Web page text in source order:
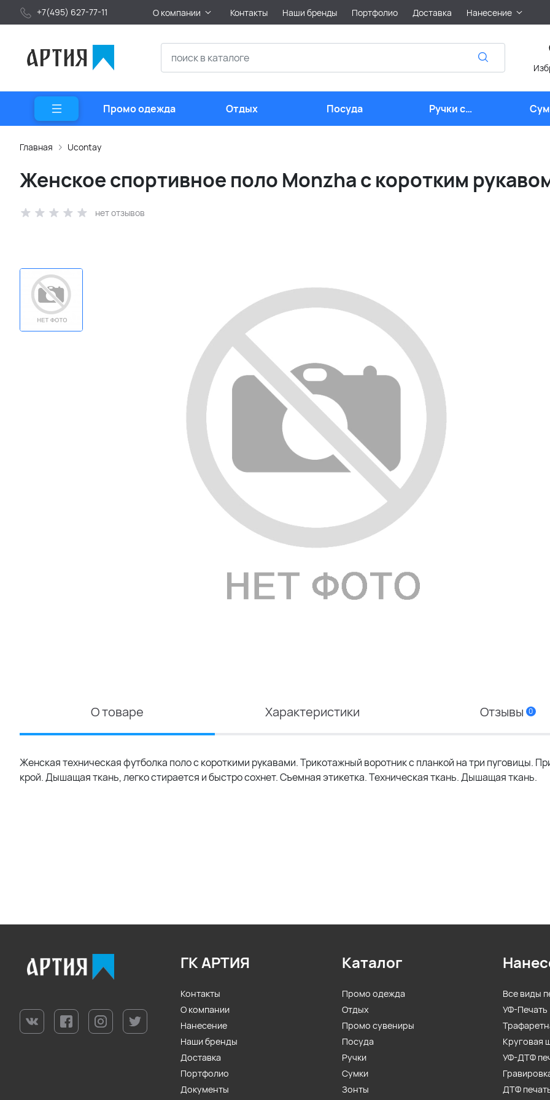
+7(495) 627-77-11 О компании Контакты Наши бренды Портфолио Доставка Нанесение
Промо одежда Отдых Посуда
Ручки с
логотипом
Главная Ucontay
Женское спортивное поло Monzha с коротким
нет отзывов
О товаре Характеристики Отзывы 0
Женская техническая футболка поло с короткими рукавами. Трикотажный воротник с планкой на три пуговицы.
крой. Дышащая ткань, легко стирается и быстро сохнет. Съемная этикетка. Техническая ткань. Дышащая ткань.
ГК АРТИЯ
Контакты
О компании
Нанесение
Наши бренды
Доставка
Портфолио
Документы
Каталог
Промо одежда
Отдых
Промо сувениры
Посуда
Ручки
Сумки
Зонты
Все виды
УФ-Печать
Круговая
УФ-ДТФ
ДТФ